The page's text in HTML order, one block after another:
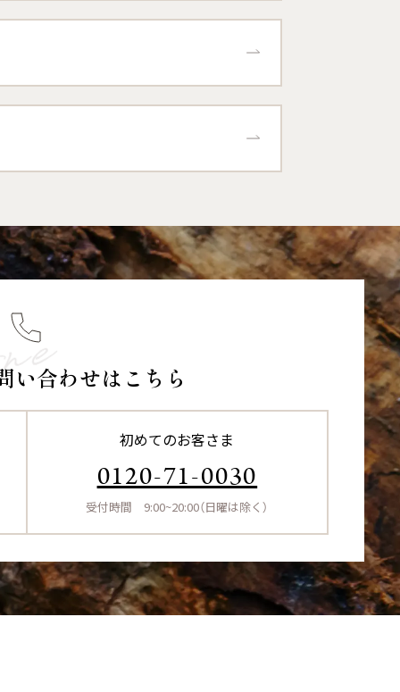
い合わせはこちら
初めてのお客さま
0120-71-0030
受付時間 9:00~20:00（日曜は除く）